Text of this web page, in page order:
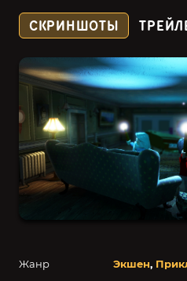
Жанр Экшен,
СКРИНШОТЫ